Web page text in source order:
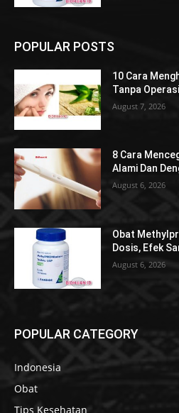
POPULAR POSTS
10 Cara
Tanpa
August 7, 2026
8 Cara
Alami Dan
August 6, 2026
Obat
Dosis, Efek
August 6, 2026
POPULAR CATEGORY
Indonesia
Obat
Tips Kesehatan